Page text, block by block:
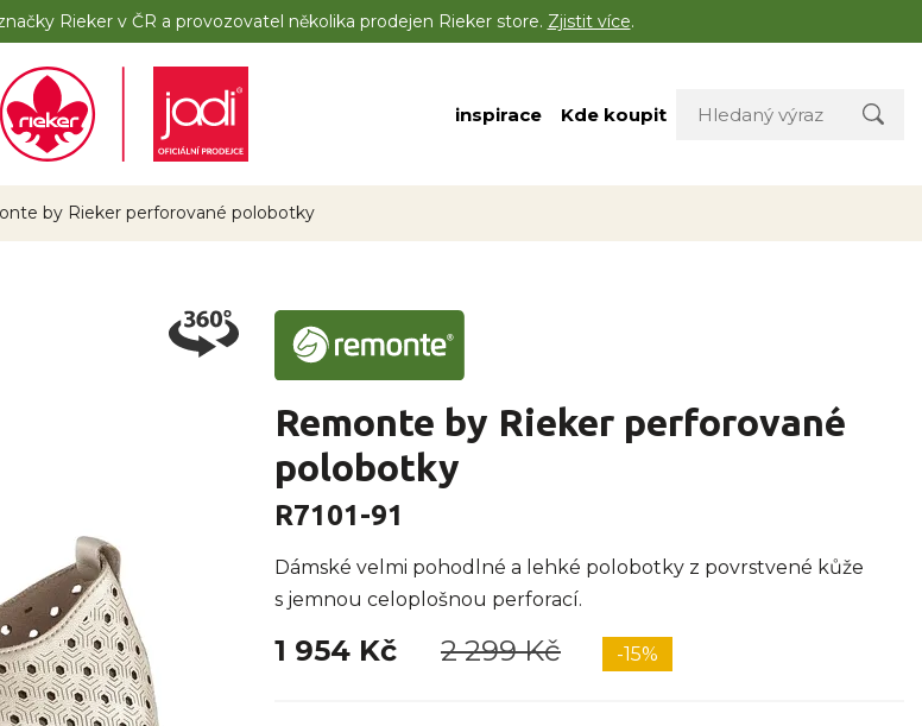
Rieker v ČR a provozovatel několika prodejen Rieker store. Zjistit více.
inspirace Kde koupit
by Rieker perforované polobotky
Remonte by Rieker perforované
polobotky
R7101-91
Dámské velmi pohodlné a lehké polobotky z povrstvené kůže
s jemnou celoplošnou perforací.
1 954 Kč 2 299 Kč -15%